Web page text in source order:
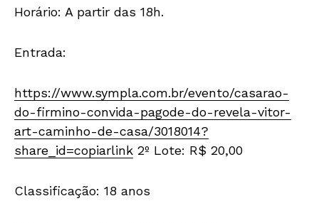
Horário: A partir das 18h.
Entrada:
https://www.sympla.com.br/evento/casarao-
do-firmino-convida-pagode-do-revela-vitor-
art-caminho-de-casa/3018014?
share_id=copiarlink 2º Lote: R$ 20,00
Classificação: 18 anos